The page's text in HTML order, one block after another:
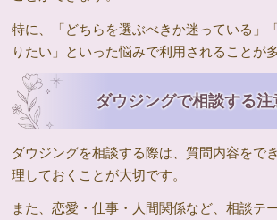
特に、「どちらを選ぶべきか迷っている」
りたい」といった悩みで利用されることが
ダウジングで相談する注
ダウジングを相談する際は、質問内容をで
理しておくことが大切です。
また、恋愛・仕事・人間関係など、相談テ